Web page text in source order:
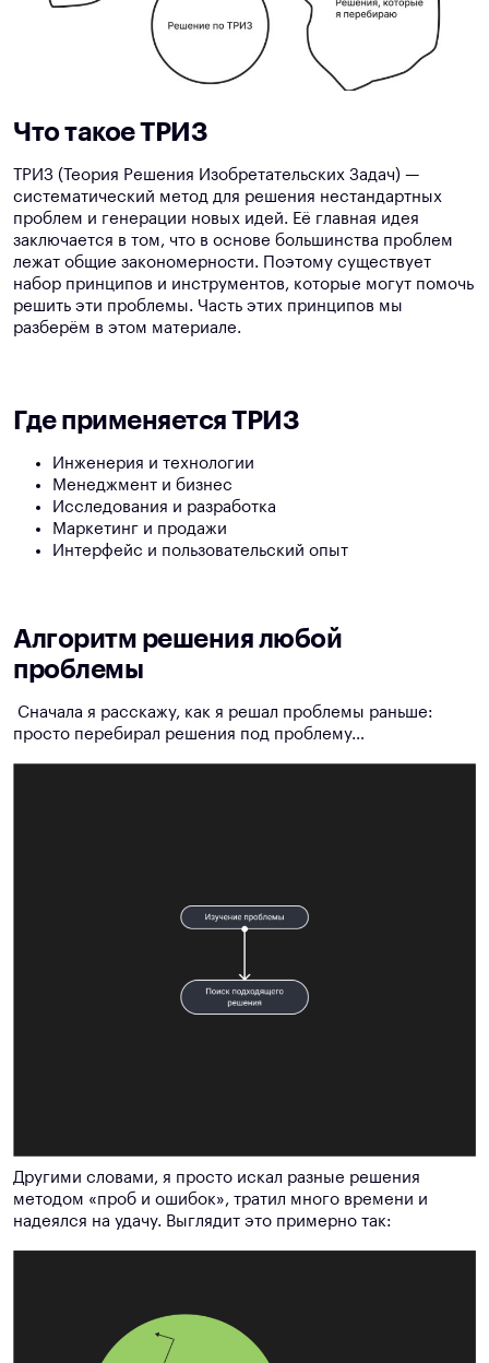
Что такое ТРИЗ
ТРИЗ (Теория Решения Изобретательских Задач) —
систематический метод для решения нестандартных
проблем и генерации новых идей. Её главная идея
заключается в том, что в основе большинства проблем
лежат общие закономерности. Поэтому существует
набор принципов и инструментов, которые могут помочь
решить эти проблемы. Часть этих принципов мы
разберём в этом материале.
Где применяется ТРИЗ
Инженерия и технологии
Менеджмент и бизнес
Исследования и разработка
Маркетинг и продажи
Интерфейс и пользовательский опыт
Алгоритм решения любой
проблемы
Сначала я расскажу, как я решал проблемы раньше:
просто перебирал решения под проблему…
Другими словами, я просто искал разные решения
методом «проб и ошибок», тратил много времени и
надеялся на удачу. Выглядит это примерно так: